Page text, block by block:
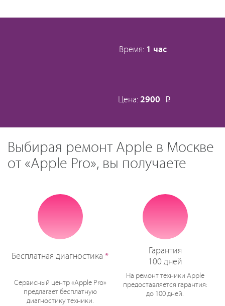
Время: 1 час
Цена: 2900 Р
Выбирая ремонт Apple в Москве
от «Apple Pro», вы получаете
Бесплатная диагностика *
Сервисный центр «Apple Pro»
предлагает бесплатную
диагностику техники.
Гарантия
100 дней
На ремонт техники Apple
предоставляется гарантия:
до 100 дней.